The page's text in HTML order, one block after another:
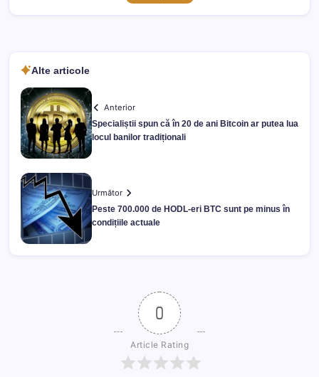
Alte articole
Anterior
Specialiștii spun că în 20 de ani Bitcoin ar putea lua
locul banilor tradiționali
Următor
Peste 700.000 de HODL-eri BTC sunt pe minus în
condițiile actuale
0
Article Rating